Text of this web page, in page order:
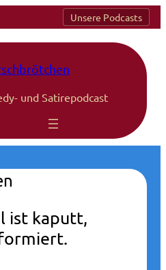
Unsere Podcasts
und Satirepodcast
ist kaputt,